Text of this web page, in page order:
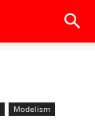
Modelism